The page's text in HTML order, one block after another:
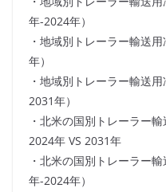
年-2024年）
・地域別トレーラー輸送
年）
・地域別トレーラー輸送
2031年）
・北米の国別トレーラー
2024年 VS 2031年
・北米の国別トレーラー
年-2024年）